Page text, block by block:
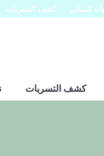
المباني كشف التسربات
كشف التسربات